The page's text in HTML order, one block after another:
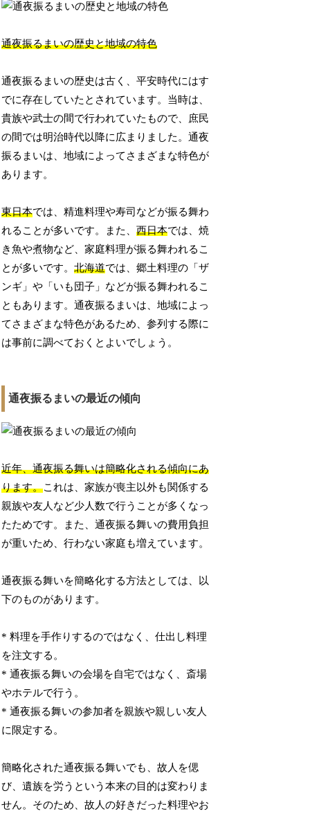
通夜振るまいの歴史と地域の特色
通夜振るまいの歴史は古く、平安時代にはす
でに存在していたとされています。当時は、
貴族や武士の間で行われていたもので、庶民
の間では明治時代以降に広まりました。通夜
振るまいは、地域によってさまざまな特色が
あります。
東日本では、精進料理や寿司などが振る舞わ
れることが多いです。また、西日本では、焼
き魚や煮物など、家庭料理が振る舞われるこ
とが多いです。北海道では、郷土料理の「ザ
ンギ」や「いも団子」などが振る舞われるこ
ともあります。通夜振るまいは、地域によっ
てさまざまな特色があるため、参列する際に
は事前に調べておくとよいでしょう。
通夜振るまいの最近の傾向
近年、通夜振る舞いは簡略化される傾向にあ
ります。これは、家族が喪主以外も関係する
親族や友人など少人数で行うことが多くなっ
たためです。また、通夜振る舞いの費用負担
が重いため、行わない家庭も増えています。
通夜振る舞いを簡略化する方法としては、以
下のものがあります。
* 料理を手作りするのではなく、仕出し料理
を注文する。
* 通夜振る舞いの会場を自宅ではなく、斎場
やホテルで行う。
* 通夜振る舞いの参加者を親族や親しい友人
に限定する。
簡略化された通夜振る舞いでも、故人を偲
び、遺族を労うという本来の目的は変わりま
せん。そのため、故人の好きだった料理やお